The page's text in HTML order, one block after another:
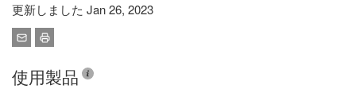
更新しました Jan 26, 2023
使用製品